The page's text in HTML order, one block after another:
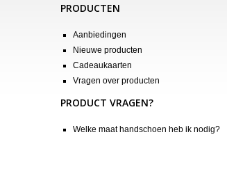
PRODUCTEN
Aanbiedingen
Nieuwe producten
Cadeaukaarten
Vragen over producten
PRODUCT VRAGEN?
Welke maat handschoen heb ik nodig?